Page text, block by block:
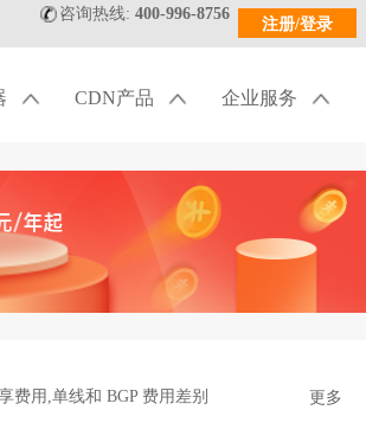
注册/登录
咨询热线: 400-996-8756
CDN产品 企业服务
费用,单线和 BGP 费用差别 更多